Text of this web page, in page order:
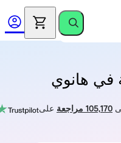
هانوي
على